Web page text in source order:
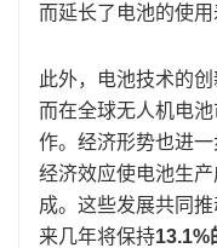
而延长了电池的使用
此外，电池技术的
而在全球无人机电
作。经济形势也进
经济效应使电池生
成。这些发展共同
来几年将保持13.1%